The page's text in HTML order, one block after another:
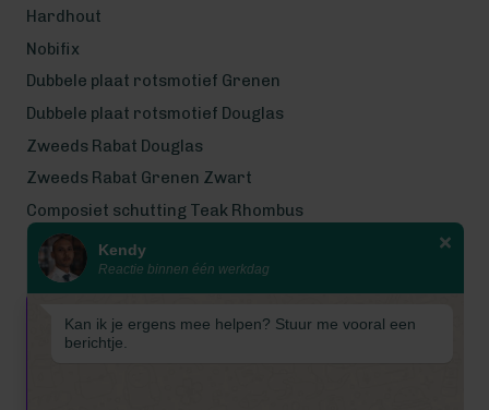
Wij zijn even met bouwvak! Van 7
tot en met 16 augustus is
Hardhout
Nobifix
Dubbele plaat rotsmotief Grenen
Dubbele plaat rotsmotief Douglas
Zweeds Rabat Douglas
Zweeds Rabat Grenen Zwart
Composiet schutting Teak Rhombus
Wij werken met eerlijke
gecertificeerde houtsoorten
Kendy
Reactie binnen één werkdag
Kan ik je ergens mee helpen? Stuur me vooral een
berichtje.